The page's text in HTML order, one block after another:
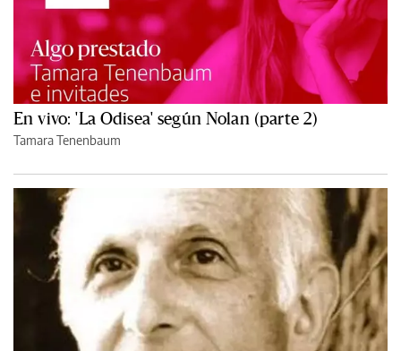
En vivo: 'La Odisea' según Nolan (parte 2)
Tamara Tenenbaum